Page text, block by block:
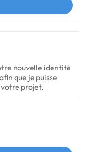
nouvelle identité
que je puisse
projet.